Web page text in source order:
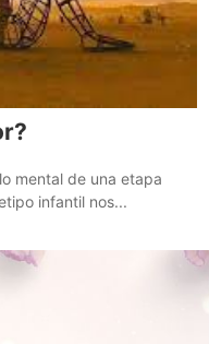
mental de una etapa
infantil nos...